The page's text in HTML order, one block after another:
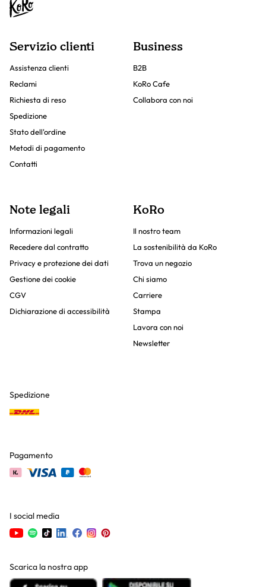
Servizio clienti
Assistenza clienti
Reclami
Richiesta di reso
Spedizione
Stato dell'ordine
Metodi di pagamento
Contatti
Business
B2B
KoRo Cafe
Collabora con noi
Note legali
Informazioni legali
Recedere dal contratto
Privacy e protezione dei dati
Gestione dei cookie
CGV
Dichiarazione di accessibilità
KoRo
Il nostro team
La sostenibilità da KoRo
Trova un negozio
Chi siamo
Carriere
Stampa
Lavora con noi
Newsletter
Spedizione
Pagamento
I social media
Scarica la nostra app